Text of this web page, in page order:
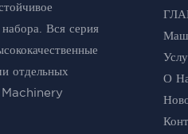
набора. Вся серия
отдельных
Machinery
О